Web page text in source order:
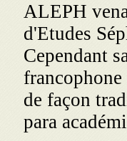
ALEPH
d'Etudes
Cependant
francophone
de façon
para